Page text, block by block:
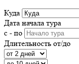
Куда
Дата начала тура
с - по
Длительность от/до